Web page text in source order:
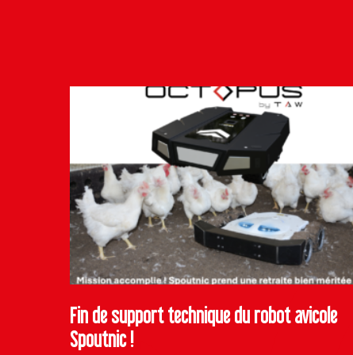
Fin de support technique du robot avicole
Spoutnic !